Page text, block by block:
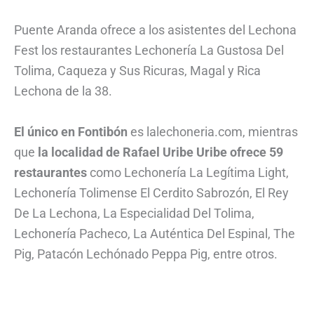
Puente Aranda ofrece a los asistentes del Lechona
Fest los restaurantes Lechonería La Gustosa Del
Tolima, Caqueza y Sus Ricuras, Magal y Rica
Lechona de la 38.
El único en Fontibón es lalechoneria.com, mientras
que la localidad de Rafael Uribe Uribe ofrece 59
restaurantes como Lechonería La Legítima Light,
Lechonería Tolimense El Cerdito Sabrozón, El Rey
De La Lechona, La Especialidad Del Tolima,
Lechonería Pacheco, La Auténtica Del Espinal, The
Pig, Patacón Lechónado Peppa Pig, entre otros.